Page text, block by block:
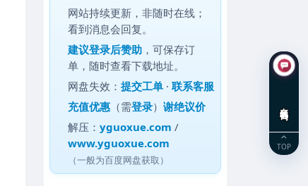
网站持续更新，非随时在线；
看到消息会回复。
建议登录后赞助 ，可保存订
单，随时查看下载地址。
网盘失效：提交工单 ·联系客服
充值优惠 （需登录）谢绝议价
解压：yguoxue.com /
www.yguoxue.com
（一般为百度网盘获取）
TOP